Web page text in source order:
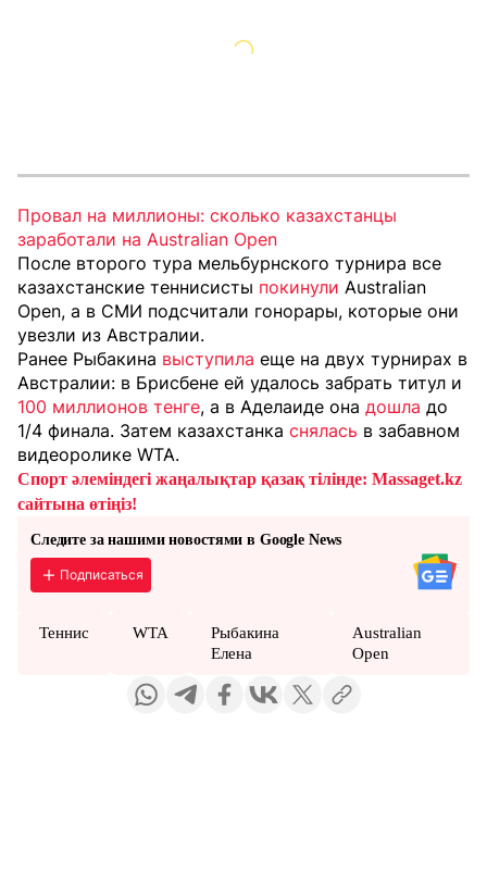
Провал на миллионы: сколько казахстанцы
заработали на Australian Open
После второго тура мельбурнского турнира все
казахстанские теннисисты покинули Australian
Open, а в СМИ подсчитали гонорары, которые они
увезли из Австралии.
Ранее Рыбакина выступила еще на двух турнирах в
Австралии: в Брисбене ей удалось забрать титул и
100 миллионов тенге, а в Аделаиде она дошла до
1/4 финала. Затем казахстанка снялась в забавном
видеоролике WTA.
Спорт әлеміндегі жаңалықтар қазақ тілінде: Massaget.kz
сайтына өтіңіз!
Следите за нашими новостями в Google News
Подписаться
Теннис WTA
Рыбакина
Елена
Australian
Open